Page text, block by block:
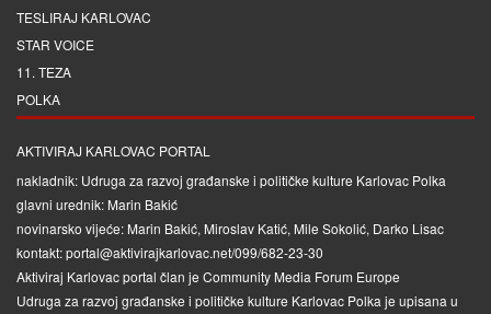
TESLIRAJ KARLOVAC
STAR VOICE
11. TEZA
POLKA
AKTIVIRAJ KARLOVAC PORTAL
nakladnik: Udruga za razvoj građanske i političke kulture Karlovac Polka
glavni urednik: Marin Bakić
novinarsko vijeće: Marin Bakić, Miroslav Katić, Mile Sokolić, Darko Lisac
kontakt: portal@aktivirajkarlovac.net/099/682-23-30
Aktiviraj Karlovac portal član je Community Media Forum Europe
Udruga za razvoj građanske i političke kulture Karlovac Polka je upisana u